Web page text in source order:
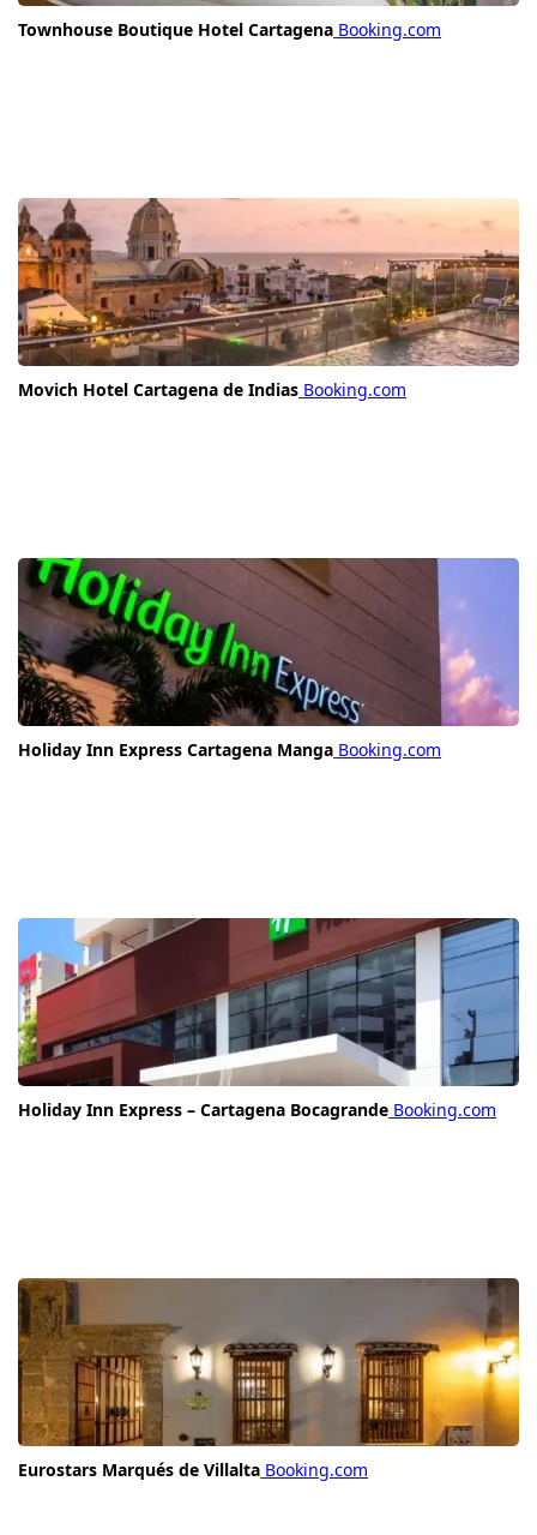
Townhouse Boutique Hotel Cartagena Booking.com
Movich Hotel Cartagena de Indias Booking.com
Holiday Inn Express Cartagena Manga Booking.com
Holiday Inn Express – Cartagena Bocagrande Booking.com
Eurostars Marqués de Villalta Booking.com